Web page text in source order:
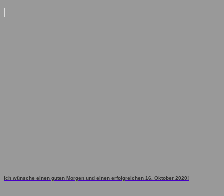
Ich wünsche einen guten Morgen und einen erfolgreichen 16. Oktober 2020!